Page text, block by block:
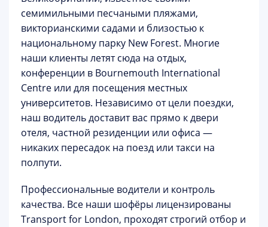
семимильными песчаными пляжами,
викторианскими садами и близостью к
национальному парку New Forest. Многие
наши клиенты летят сюда на отдых,
конференции в Bournemouth International
Centre или для посещения местных
университетов. Независимо от цели поездки,
наш водитель доставит вас прямо к двери
отеля, частной резиденции или офиса —
никаких пересадок на поезд или такси на
полпути.
Профессиональные водители и контроль
качества. Все наши шофёры лицензированы
Transport for London, проходят строгий отбор и